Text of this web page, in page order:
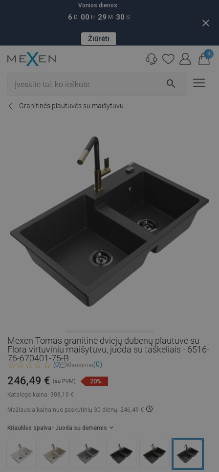
Vonios dienos:
6 D 00 H 29 M 29 S
Žiūrėti
close
search
0
Granitinės plautuvės su maišytuvu
Mexen Tomas granitinė dviejų dubenų plautuvė su
Flora virtuviniu maišytuvu, juoda su taškeliais - 6516-
76-670401-75-B
(0) Klausimai(0)
Katalogo kaina: 308,10 €
246,49 € (su PVM) 20%
Mažiausia kaina nuo paskutinių 30 dienų: 246,49 €
Kriauklės spalva - Juoda su dėmėmis